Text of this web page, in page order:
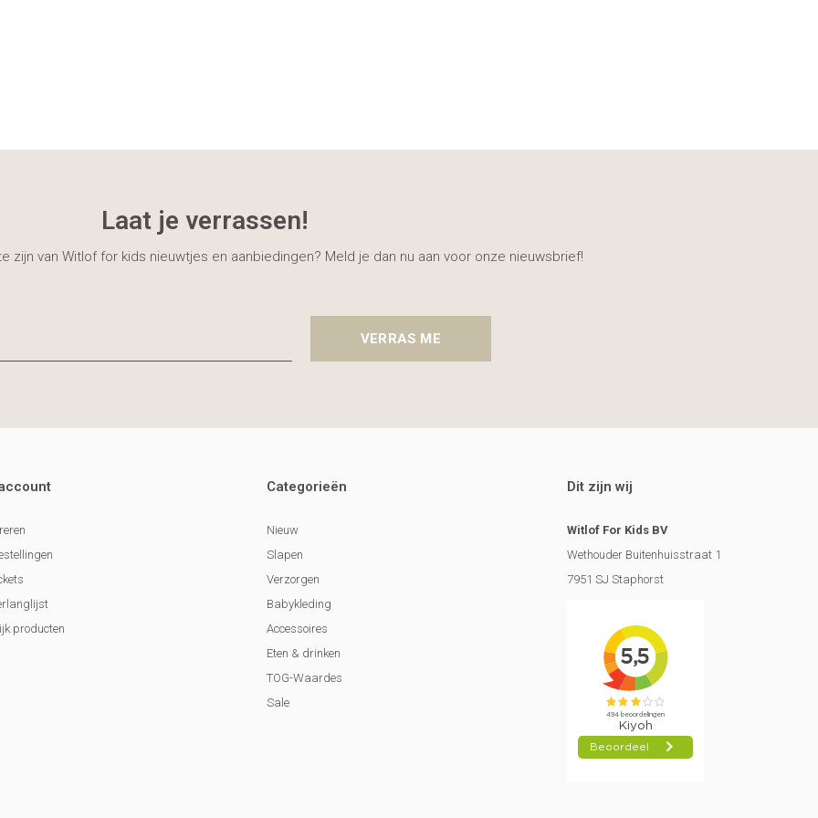
Laat je verrassen!
zijn van Witlof for kids nieuwtjes en aanbiedingen? Meld je dan nu aan voor onze nieuwsbrief!
VERRAS ME
producten
Categorieën
Nieuw
Slapen
Verzorgen
Babykleding
Accessoires
Eten & drinken
TOG-Waardes
Sale
Dit zijn wij
Witlof For Kids BV
Wethouder Buitenhuisstraat 1
7951 SJ Staphorst